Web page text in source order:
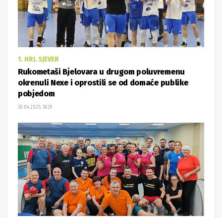
1. HRL SJEVER
Rukometaši Bjelovara u drugom poluvremenu
okrenuli Nexe i oprostili se od domaće publike
pobjedom
30.04.2025. 18:29